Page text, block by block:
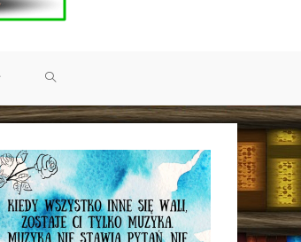
TOGGLE
SEARCH